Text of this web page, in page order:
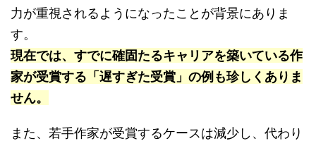
力が重視されるようになったことが背景にありま
す。
現在では、すでに確固たるキャリアを築いている作
家が受賞する「遅すぎた受賞」の例も珍しくありま
せん。
また、若手作家が受賞するケースは減少し、代わり